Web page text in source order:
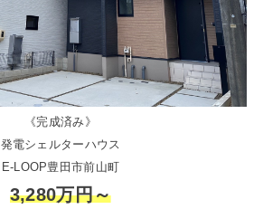
《完成済み》
発電シェルターハウス
E-LOOP豊田市前山町
3,280万円～